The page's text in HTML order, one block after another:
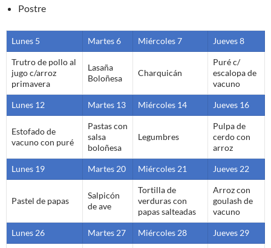
Postre
Lunes 5 Martes 6 Miércoles 7 Jueves 8
Trutro de pollo al
jugo c/arroz
primavera
Lasaña
Boloñesa
Charquicán
Puré c/
escalopa de
vacuno
Lunes 12 Martes 13 Miércoles 14 Jueves 16
Estofado de
vacuno con puré
Pastas con
salsa
boloñesa
Legumbres
Pulpa de
cerdo con
arroz
Lunes 19 Martes 20 Miércoles 21 Jueves 22
Pastel de papas
Salpicón
de ave
Tortilla de
verduras con
papas salteadas
Arroz con
goulash de
vacuno
Lunes 26 Martes 27 Miércoles 28 Jueves 29